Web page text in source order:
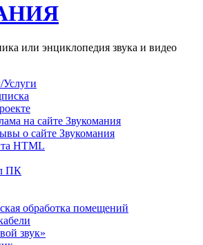
или энциклопедия звука и видео
на сайте Звукомания
о сайте Звукомания
HTML
ПК
обработка помещений
звук»